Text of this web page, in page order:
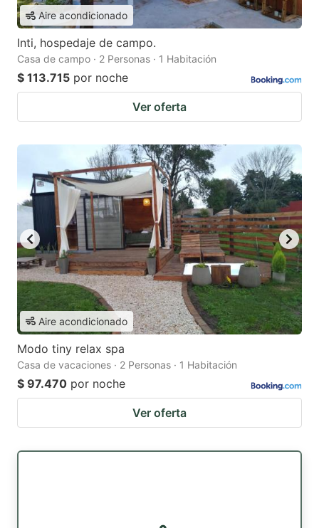
Aire acondicionado
Inti, hospedaje de campo.
Casa de campo · 2 Personas · 1 Habitación
$ 113.715 por noche
Ver oferta
Aire acondicionado
Modo tiny relax spa
Casa de vacaciones · 2 Personas · 1 Habitación
$ 97.470 por noche
Ver oferta